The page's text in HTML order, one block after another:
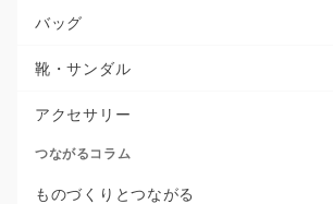
バッグ
靴・サンダル
アクセサリー
つながるコラム
ものづくりとつながる